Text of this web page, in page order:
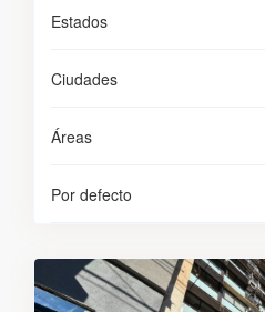
Estados
Ciudades
Áreas
Por defecto